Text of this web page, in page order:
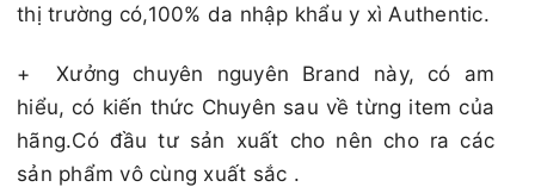
thị trường có,100% da nhập khẩu y xì Authentic.
+Xưởng chuyên nguyên Brand này, có am
hiểu, có kiến thức Chuyên sau về từng item của
hãng.Có đầu tư sản xuất cho nên cho ra các
sản phẩm vô cùng xuất sắc .